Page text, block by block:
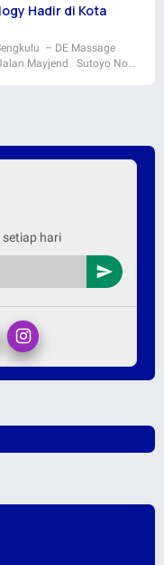
Hadir di Kota
– DE Massage
Mayjend Sutoyo No…
hari